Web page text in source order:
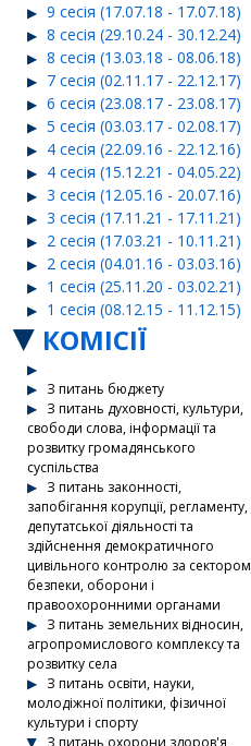
9 сесія (17.07.18 - 17.07.18)
8 сесія (29.10.24 - 30.12.24)
8 сесія (13.03.18 - 08.06.18)
7 сесія (02.11.17 - 22.12.17)
6 сесія (23.08.17 - 23.08.17)
5 сесія (03.03.17 - 02.08.17)
4 сесія (22.09.16 - 22.12.16)
4 сесія (15.12.21 - 04.05.22)
3 сесія (12.05.16 - 20.07.16)
3 сесія (17.11.21 - 17.11.21)
2 сесія (17.03.21 - 10.11.21)
2 сесія (04.01.16 - 03.03.16)
1 сесія (25.11.20 - 03.02.21)
1 сесія (08.12.15 - 11.12.15)
КОМІСІЇ
З питань бюджету
З питань духовності, культури,
свободи слова, інформації та
розвитку громадянського
суспільства
З питань законності,
запобігання корупції, регламенту,
депутатської діяльності та
здійснення демократичного
цивільного контролю за сектором
безпеки, оборони і
правоохоронними органами
З питань земельних відносин,
агропромислового комплексу та
розвитку села
З питань освіти, науки,
молодіжної політики, фізичної
культури і спорту
З питань охорони здоров'я,